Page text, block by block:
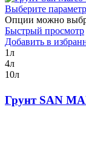
Выберите
Опции можно
Быстрый просмотр
Добавить в
1л
4л
10л
Грунт SAN